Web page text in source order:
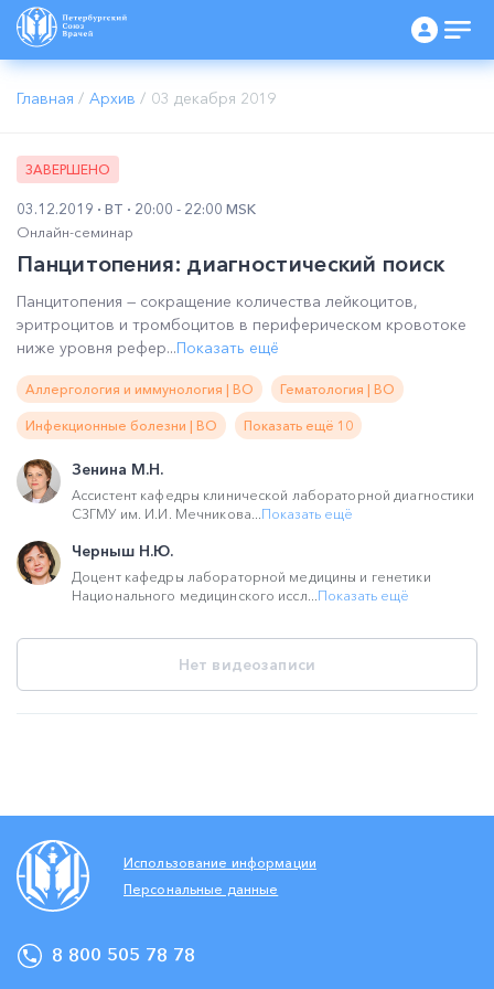
Главная / Архив / 03 декабря 2019
ЗАВЕРШЕНО
03.12.2019 ВТ
20:00 - 22:00 MSK
Онлайн-семинар
Панцитопения: диагностический поиск
Панцитопения — сокращение количества лейкоцитов,
эритроцитов и тромбоцитов в периферическом кровотоке
ниже уровня рефер...Показать ещё
Аллергология и иммунология | ВО Гематология | ВО
Инфекционные болезни | ВО Показать ещё 10
Зенина М.Н.
Ассистент кафедры клинической лабораторной диагностики
СЗГМУ им. И.И. Мечникова...Показать ещё
Черныш Н.Ю.
Доцент кафедры лабораторной медицины и генетики
Национального медицинского иссл...Показать ещё
Нет видеозаписи
Использование информации
Персональные данные
8 800 505 78 78